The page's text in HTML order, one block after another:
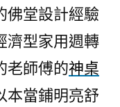
佛堂設計經驗
濟型家用週轉
老師傅的神桌
本當鋪明亮舒